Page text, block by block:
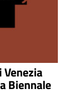
Biennale